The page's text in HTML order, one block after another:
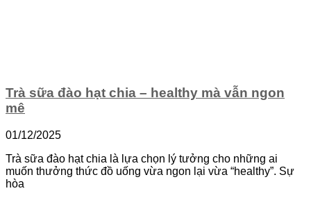
Trà sữa đào hạt chia – healthy mà vẫn ngon
mê
01/12/2025
Trà sữa đào hạt chia là lựa chọn lý tưởng cho những ai
muốn thưởng thức đồ uống vừa ngon lại vừa “healthy”. Sự
hòa